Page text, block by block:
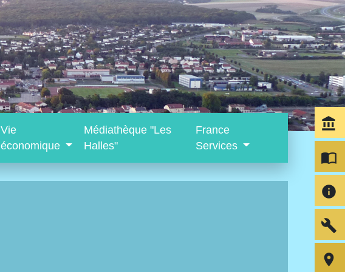
Vie
économique
Médiathèque "Les
Halles"
France
Services
account_balance
import_contacts
info
build
room